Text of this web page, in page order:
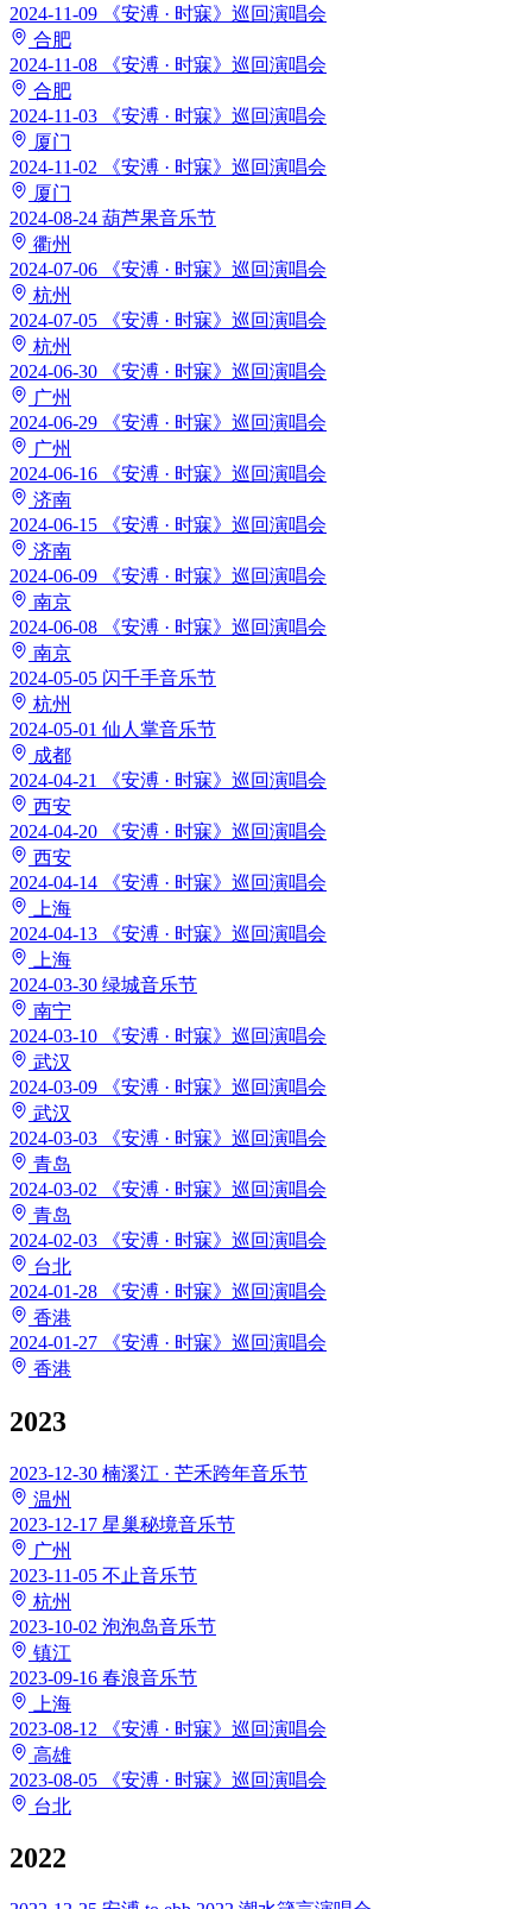
2024-11-09
《安溥 · 时寐》巡回演唱会
合肥
2024-11-08
《安溥 · 时寐》巡回演唱会
合肥
2024-11-03
《安溥 · 时寐》巡回演唱会
厦门
2024-11-02
《安溥 · 时寐》巡回演唱会
厦门
2024-08-24 葫芦果音乐节
衢州
2024-07-06
《安溥 · 时寐》巡回演唱会
杭州
2024-07-05
《安溥 · 时寐》巡回演唱会
杭州
2024-06-30
《安溥 · 时寐》巡回演唱会
广州
2024-06-29
《安溥 · 时寐》巡回演唱会
广州
2024-06-16
《安溥 · 时寐》巡回演唱会
济南
2024-06-15
《安溥 · 时寐》巡回演唱会
济南
2024-06-09
《安溥 · 时寐》巡回演唱会
南京
2024-06-08
《安溥 · 时寐》巡回演唱会
南京
2024-05-05 闪千手音乐节
杭州
2024-05-01 仙人掌音乐节
成都
2024-04-21
《安溥 · 时寐》巡回演唱会
西安
2024-04-20
《安溥 · 时寐》巡回演唱会
西安
2024-04-14
《安溥 · 时寐》巡回演唱会
上海
2024-04-13
《安溥 · 时寐》巡回演唱会
上海
2024-03-30 绿城音乐节
南宁
2024-03-10
《安溥 · 时寐》巡回演唱会
武汉
2024-03-09
《安溥 · 时寐》巡回演唱会
武汉
2024-03-03
《安溥 · 时寐》巡回演唱会
青岛
2024-03-02
《安溥 · 时寐》巡回演唱会
青岛
2024-02-03
《安溥 · 时寐》巡回演唱会
台北
2024-01-28
《安溥 · 时寐》巡回演唱会
香港
2024-01-27
《安溥 · 时寐》巡回演唱会
香港
2023
2023-12-30 楠溪江 · 芒禾跨年音乐节
温州
2023-12-17 星巢秘境音乐节
广州
2023-11-05 不止音乐节
杭州
2023-10-02 泡泡岛音乐节
镇江
2023-09-16 春浪音乐节
上海
2023-08-12
《安溥 · 时寐》巡回演唱会
高雄
2023-08-05
《安溥 · 时寐》巡回演唱会
台北
2022